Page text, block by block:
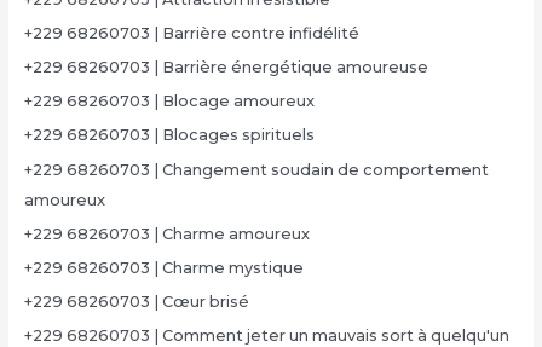
+229 68260703 | Barrière contre infidélité
+229 68260703 | Barrière énergétique amoureuse
+229 68260703 | Blocage amoureux
+229 68260703 | Blocages spirituels
+229 68260703 | Changement soudain de comportement
amoureux
+229 68260703 | Charme amoureux
+229 68260703 | Charme mystique
+229 68260703 | Cœur brisé
+229 68260703 | Comment jeter un mauvais sort à quelqu'un